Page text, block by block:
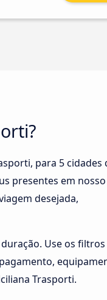
para 5 cidades
presentes em nosso
desejada,
Use os filtros
Trasporti.